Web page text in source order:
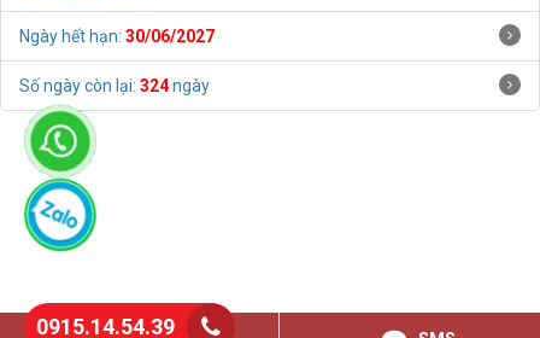
Ngày hết hạn: 30/06/2027
Số ngày còn lại: 324ngày
0915.14.54.39